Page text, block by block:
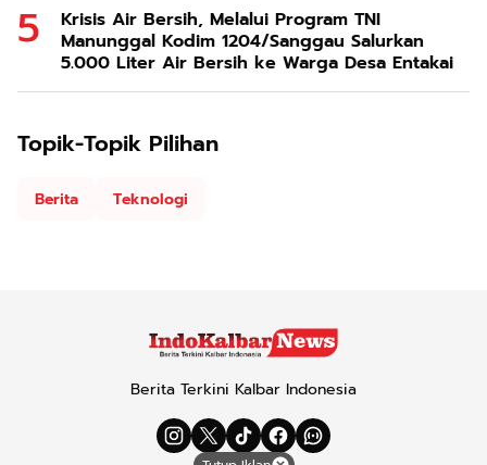
Krisis Air Bersih, Melalui Program TNI
Manunggal Kodim 1204/Sanggau Salurkan
5.000 Liter Air Bersih ke Warga Desa Entakai
Topik-Topik Pilihan
Berita Teknologi
Berita Terkini Kalbar Indonesia